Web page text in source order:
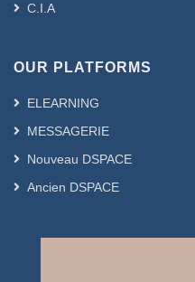
C.I.A
OUR PLATFORMS
ELEARNING
MESSAGERIE
Nouveau DSPACE
Ancien DSPACE